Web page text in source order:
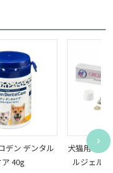
デン デンタル
40g
犬猫用 オ
ルジェル